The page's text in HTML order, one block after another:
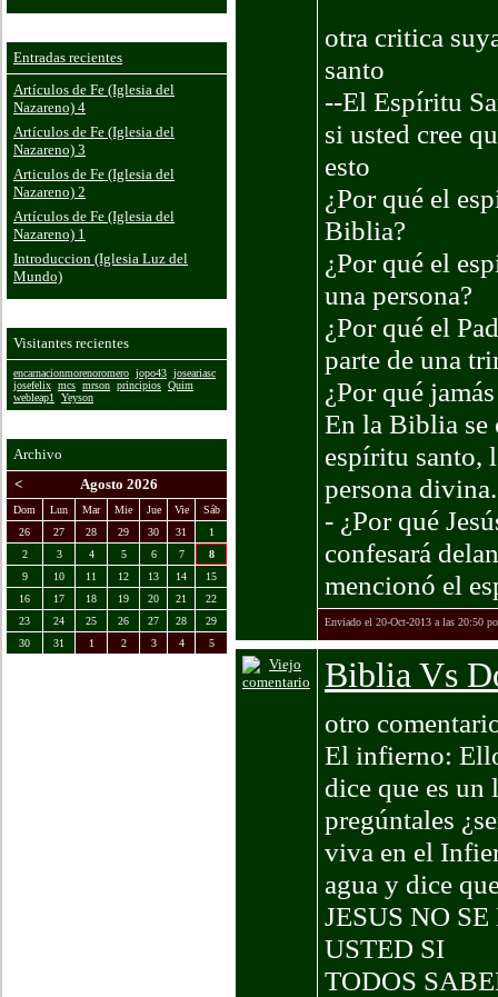
otra critica
santo
--El Espíritu
si usted cree
esto
¿Por qué el
Biblia?
¿Por qué el
una persona?
¿Por qué el
parte de una
¿Por qué
En la Biblia se
espíritu santo,
persona divina.
- ¿Por qué
confesará
mencionó el
Enviado el 20-Oct-2013 a las 20:50
Biblia Vs
otro
El infierno:
dice que es un
pregúntales
viva en el
agua y dice
JESUS NO
USTED SI
TODOS
Entradas recientes
Artículos de Fe (Iglesia del
Nazareno) 4
Artículos de Fe (Iglesia del
Nazareno) 3
Articulos de Fe (Iglesia del
Nazareno) 2
Artículos de Fe (Iglesia del
Nazareno) 1
Introduccion (Iglesia Luz del
Mundo)
Visitantes recientes
encarnacionmorenoromero jopo43 joseariasc
josefelix mcs mrson principios Quim
webleap1
Yeyson
Archivo
<
Agosto 2026
Dom Lun Mar Mie Jue Vie
Sáb
26
27 28 29 30 31
1
2
3 4 5 6 7
8
9
10 11 12 13 14
15
16
17 18 19 20 21
22
23
24 25 26 27 28
29
30
31 1 2 3 4 5